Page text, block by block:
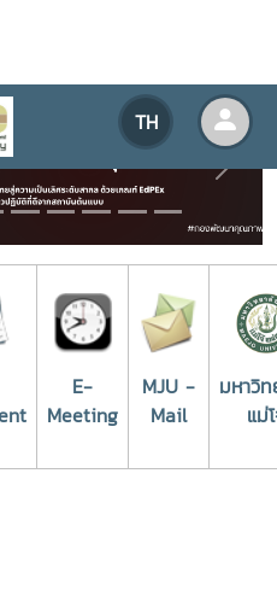
TH
Next
E-
Meeting
MJU -
Mail
มหาวิ
แม่